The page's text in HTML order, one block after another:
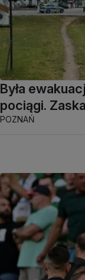
Była
pociągi.
POZNAŃ